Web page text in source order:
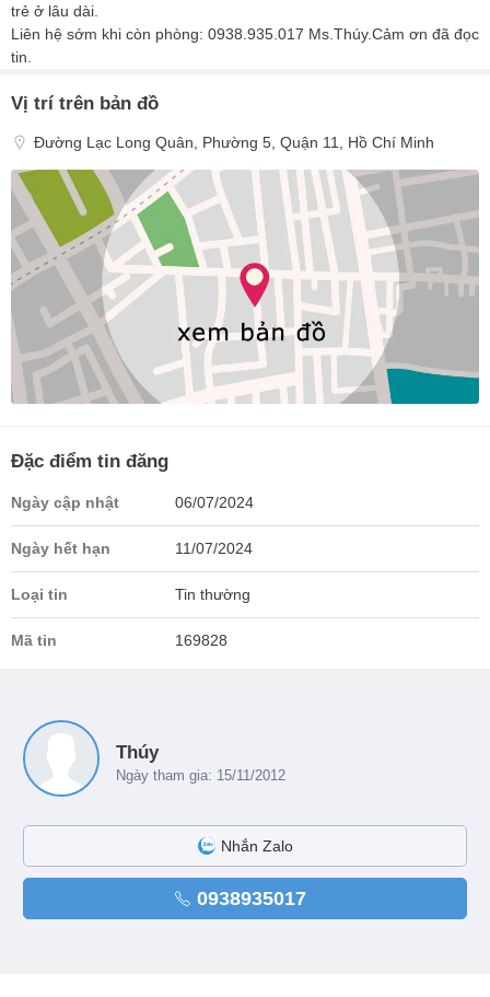
trẻ ở lâu dài.
Liên hệ sớm khi còn phòng: 0938.935.017 Ms.Thúy.Cảm ơn đã đọc
tin.
Vị trí trên bản đồ
Đường Lạc Long Quân, Phường 5, Quận 11, Hồ Chí Minh
Đặc điểm tin đăng
Ngày cập nhật 06/07/2024
Ngày hết hạn 11/07/2024
Loại tin Tin thường
Mã tin 169828
Thúy
Ngày tham gia: 15/11/2012
Nhắn Zalo
0938935017